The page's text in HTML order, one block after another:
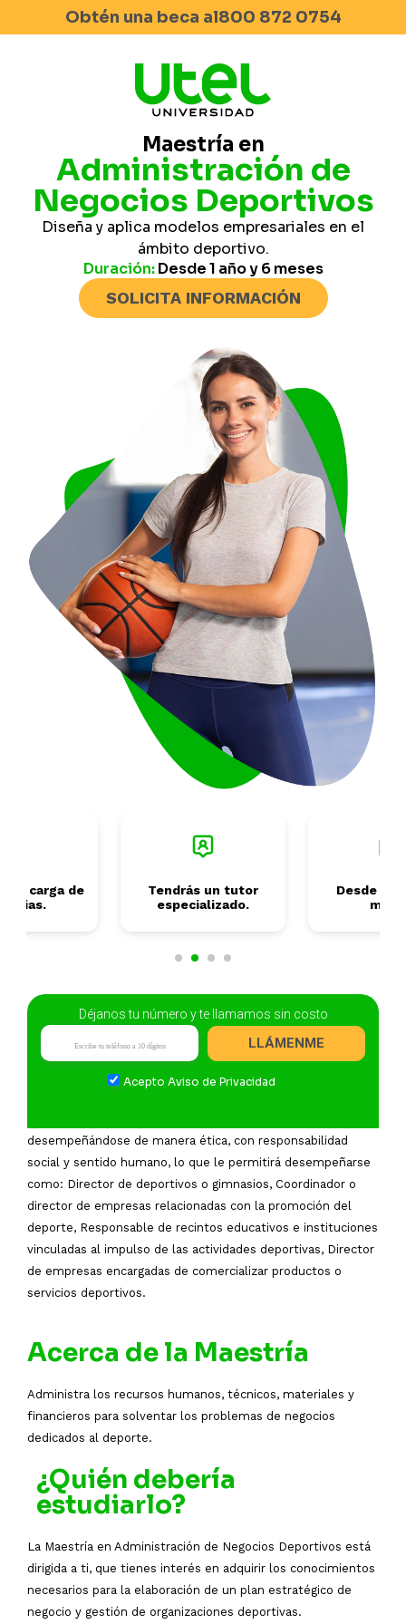
Obtén una beca al800 872 0754
Maestría en
Administración de
Negocios Deportivos
Diseña y aplica modelos empresariales en el
ámbito deportivo.
Duración:Desde 1 año y 6 meses
SOLICITA INFORMACIÓN
tu carga de
Tendrás un tutor
especializado.
Desde 2
Déjanos tu número y te llamamos sin costo
Acepto Aviso de Privacidad
LLÁMENME
Campo Laboral
El egresado tendrá conocimientos técnicos, y
desempeñándose de manera ética, con responsabilidad
social y sentido humano, lo que le permitirá desempeñarse
como: Director de deportivos o gimnasios, Coordinador o
director de empresas relacionadas con la promoción del
deporte, Responsable de recintos educativos e instituciones
vinculadas al impulso de las actividades deportivas, Director
de empresas encargadas de comercializar productos o
servicios deportivos.
Acerca de la Maestría
Administra los recursos humanos, técnicos, materiales y
financieros para solventar los problemas de negocios
dedicados al deporte.
¿Quién debería
estudiarlo?
La Maestría en Administración de Negocios Deportivos está
dirigida a ti, que tienes interés en adquirir los conocimientos
necesarios para la elaboración de un plan estratégico de
negocio y gestión de organizaciones deportivas.